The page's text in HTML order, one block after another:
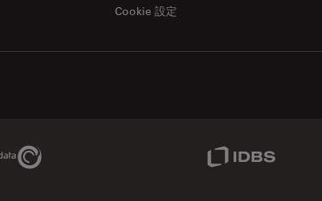
Cookie 設定
Genedata Link IDBS Link